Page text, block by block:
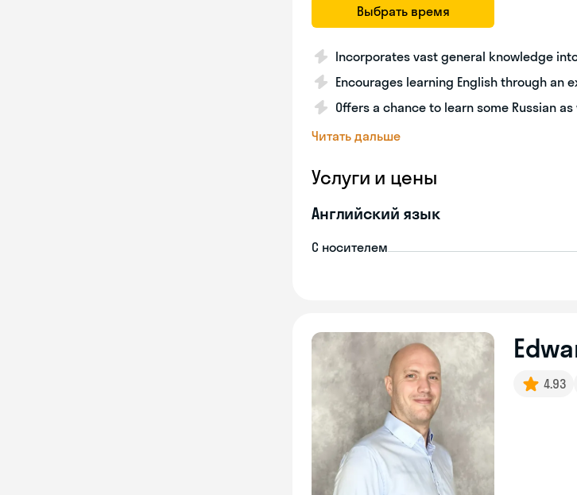
Выбрать время
Incorporates vast general knowledge
Encourages learning English through an
Offers a chance to learn some Russian as
Читать дальше
Услуги и цены
Английский язык
С носителем
4.93